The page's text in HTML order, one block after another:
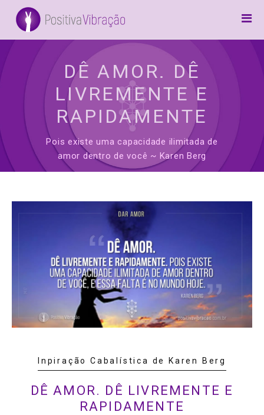
Home
Canalizações
Frases
Inspiração
Awake
DÊ AMOR. DÊ
LIVREMENTE E
RAPIDAMENTE
Pois existe uma capacidade ilimitada de
amor dentro de você ~ Karen Berg
Inpiração Cabalística de Karen Berg
DÊ AMOR. DÊ LIVREMENTE E
RAPIDAMENTE